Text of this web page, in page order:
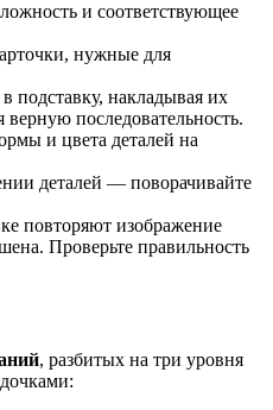
и соответствующее
нужные для
подставку, накладывая их
верную последовательность.
и цвета деталей на
деталей — поворачивайте
повторяют изображение
Проверьте правильность
, разбитых на три уровня